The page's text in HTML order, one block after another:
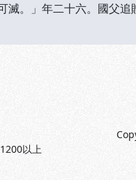
。」年二十六。國父追
以上